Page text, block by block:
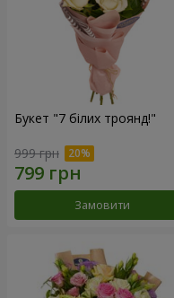
Букет "7 білих троянд!"
999 грн
Замовити